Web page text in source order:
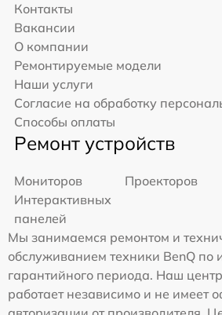
Контакты
Вакансии
О компании
Ремонтируемые модели
Наши услуги
Согласие на обработку
Способы оплаты
Ремонт устройств
Мониторов
Проекторов
Интерактивных
панелей
Мы занимаемся ремонтом и
обслуживанием техники BenQ по
гарантийного периода. Наш
работает независимо и не имеет